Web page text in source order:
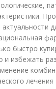
быстро
и избежать